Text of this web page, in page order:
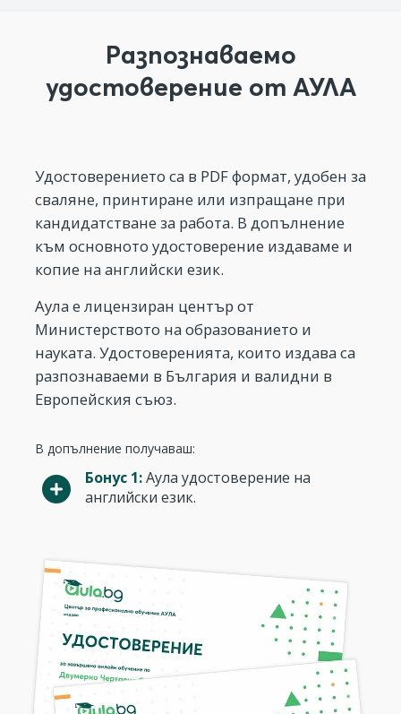
Разпознаваемо
удостоверение от АУЛА
Удостоверението са в PDF формат, удобен за
сваляне, принтиране или изпращане при
кандидатстване за работа. В допълнение
към основното удостоверение издаваме и
копие на английски език.
Аула е лицензиран център от
Министерството на образованието и
науката. Удостоверенията, които издава са
разпознаваеми в България и валидни в
Европейския съюз.
В допълнение получаваш:
Бонус 1:Аула удостоверение на
английски език.